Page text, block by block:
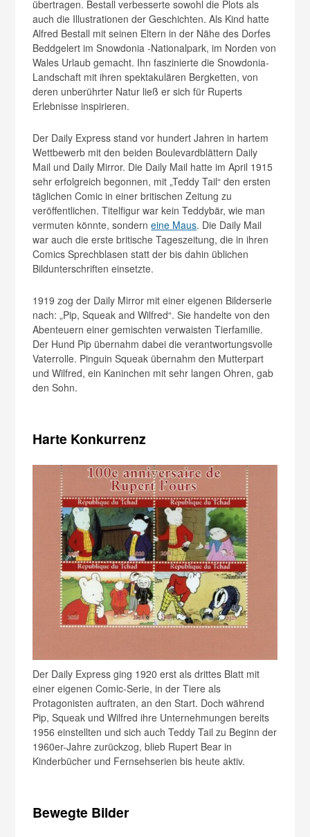
übertragen. Bestall verbesserte sowohl die Plots als
auch die Illustrationen der Geschichten. Als Kind hatte
Alfred Bestall mit seinen Eltern in der Nähe des Dorfes
Beddgelert im Snowdonia -Nationalpark, im Norden von
Wales Urlaub gemacht. Ihn faszinierte die Snowdonia-
Landschaft mit ihren spektakulären Bergketten, von
deren unberührter Natur ließ er sich für Ruperts
Erlebnisse inspirieren.
Der Daily Express stand vor hundert Jahren in hartem
Wettbewerb mit den beiden Boulevardblättern Daily
Mail und Daily Mirror. Die Daily Mail hatte im April 1915
sehr erfolgreich begonnen, mit „Teddy Tail“ den ersten
täglichen Comic in einer britischen Zeitung zu
veröffentlichen. Titelfigur war kein Teddybär, wie man
vermuten könnte, sonderneine Maus. Die Daily Mail
war auch die erste britische Tageszeitung, die in ihren
Comics Sprechblasen statt der bis dahin üblichen
Bildunterschriften einsetzte.
1919 zog der Daily Mirror mit einer eigenen Bilderserie
nach: „Pip, Squeak and Wilfred“. Sie handelte von den
Abenteuern einer gemischten verwaisten Tierfamilie.
Der Hund Pip übernahm dabei die verantwortungsvolle
Vaterrolle. Pinguin Squeak übernahm den Mutterpart
und Wilfred, ein Kaninchen mit sehr langen Ohren, gab
den Sohn.
Harte Konkurrenz
Der Daily Express ging 1920 erst als drittes Blatt mit
einer eigenen Comic-Serie, in der Tiere als
Protagonisten auftraten, an den Start. Doch während
Pip, Squeak und Wilfred ihre Unternehmungen bereits
1956 einstellten und sich auch Teddy Tail zu Beginn der
1960er-Jahre zurückzog, blieb Rupert Bear in
Kinderbücher und Fernsehserien bis heute aktiv.
Bewegte Bilder